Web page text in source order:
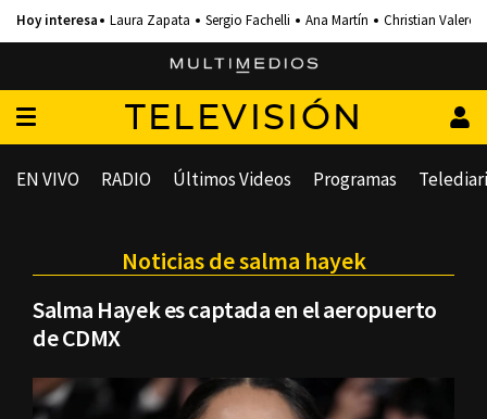
Laura Zapata Sergio Fachelli Ana Martín Christian Valero
TELEVISIÓN
EN VIVO RADIO Últimos Videos Programas
Noticias de salma hayek
Salma Hayek es captada en el aeropuerto
de CDMX